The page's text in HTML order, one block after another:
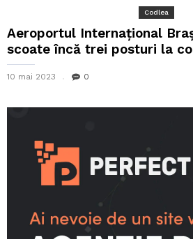
Codlea
Aeroportul Internațional
scoate încă trei posturi la
10 mai 2023 0